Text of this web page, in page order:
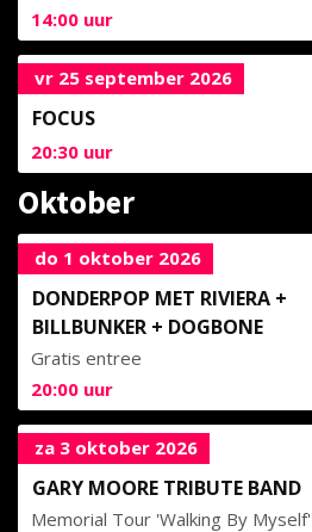
14:00 uur
vr 25 september 2026
FOCUS
20:30 uur
Oktober
do 1 oktober 2026
DONDERPOP MET RIVIERA +
BILLBUNKER + DOGBONE
Gratis entree
20:00 uur
za 3 oktober 2026
GARY MOORE TRIBUTE BAND
Memorial Tour 'Walking By Myself'